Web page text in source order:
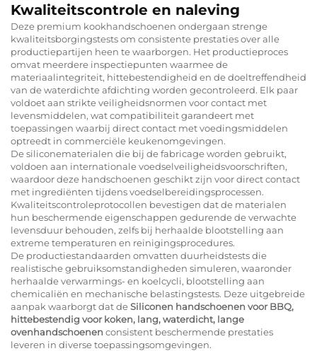
Kwaliteitscontrole en naleving
Deze premium kookhandschoenen ondergaan strenge
kwaliteitsborgingstests om consistente prestaties over alle
productiepartijen heen te waarborgen. Het productieproces
omvat meerdere inspectiepunten waarmee de
materiaalintegriteit, hittebestendigheid en de doeltreffendheid
van de waterdichte afdichting worden gecontroleerd. Elk paar
voldoet aan strikte veiligheidsnormen voor contact met
levensmiddelen, wat compatibiliteit garandeert met
toepassingen waarbij direct contact met voedingsmiddelen
optreedt in commerciële keukenomgevingen.
De siliconematerialen die bij de fabricage worden gebruikt,
voldoen aan internationale voedselveiligheidsvoorschriften,
waardoor deze handschoenen geschikt zijn voor direct contact
met ingrediënten tijdens voedselbereidingsprocessen.
Kwaliteitscontroleprotocollen bevestigen dat de materialen
hun beschermende eigenschappen gedurende de verwachte
levensduur behouden, zelfs bij herhaalde blootstelling aan
extreme temperaturen en reinigingsprocedures.
De productiestandaarden omvatten duurheidstests die
realistische gebruiksomstandigheden simuleren, waaronder
herhaalde verwarmings- en koelcycli, blootstelling aan
chemicaliën en mechanische belastingstests. Deze uitgebreide
aanpak waarborgt dat deSiliconen handschoenen voor BBQ,
hittebestendig voor koken, lang, waterdicht, lange
ovenhandschoenen consistent beschermende prestaties
leveren in diverse toepassingsomgevingen.